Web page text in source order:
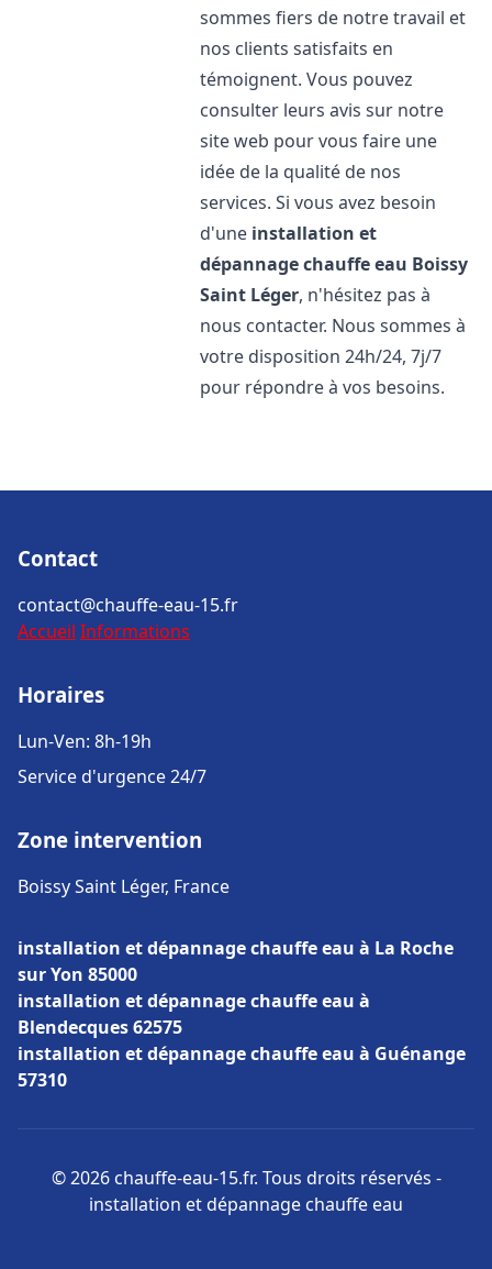
sommes fiers de notre travail et
nos clients satisfaits en
témoignent. Vous pouvez
consulter leurs avis sur notre
site web pour vous faire une
idée de la qualité de nos
services. Si vous avez besoin
d'une installation et
dépannage chauffe eau Boissy
Saint Léger, n'hésitez pas à
nous contacter. Nous sommes à
votre disposition 24h/24, 7j/7
pour répondre à vos besoins.
Contact
contact@chauffe-eau-15.fr
Accueil Informations
Horaires
Lun-Ven: 8h-19h
Service d'urgence 24/7
Zone intervention
Boissy Saint Léger, France
installation et dépannage chauffe eau à La Roche
sur Yon 85000
installation et dépannage chauffe eau à
Blendecques 62575
installation et dépannage chauffe eau à Guénange
57310
© 2026 chauffe-eau-15.fr. Tous droits réservés -
installation et dépannage chauffe eau